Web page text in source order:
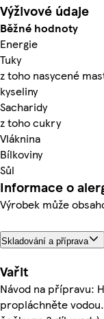
Výživové údaje
Běžné hodnoty
Energie
Tuky
z toho nasycené
kyseliny
Sacharidy
z toho cukry
Vláknina
Bílkoviny
Sůl
Informace o
Výrobek může
Skladování a příprava
Vařit
Návod na přípravu:
propláchněte